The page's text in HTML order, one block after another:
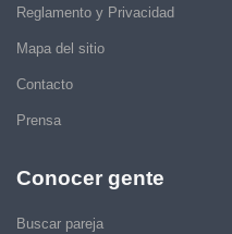
Reglamento y Privacidad
Mapa del sitio
Contacto
Prensa
Conocer gente
Buscar pareja